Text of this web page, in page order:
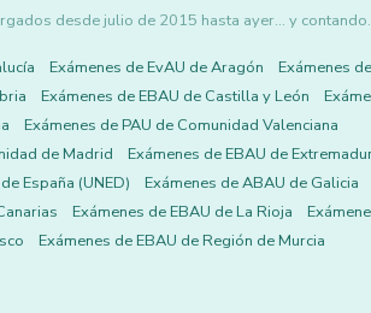
desde julio de 2015 hasta ayer... y contando.
Exámenes de EvAU de Aragón
Exámenes
Exámenes de EBAU de Castilla y León
Exámenes de PAU de Comunidad Valenciana
de Madrid
Exámenes de EBAU de
España (UNED)
Exámenes de ABAU de Galicia
Exámenes de EBAU de La Rioja
Exámenes de EBAU de Región de Murcia